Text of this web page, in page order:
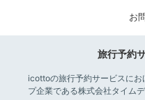
私が泊まった時の朝食はメイ
トされていて、サラダやドリ
お
旅行予約
icottoの旅行予約サービスにお
プ企業である株式会社タイム